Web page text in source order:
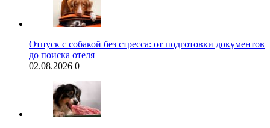
Отпуск с собакой без стресса: от подготовки документов
до поиска отеля
02.08.2026 0